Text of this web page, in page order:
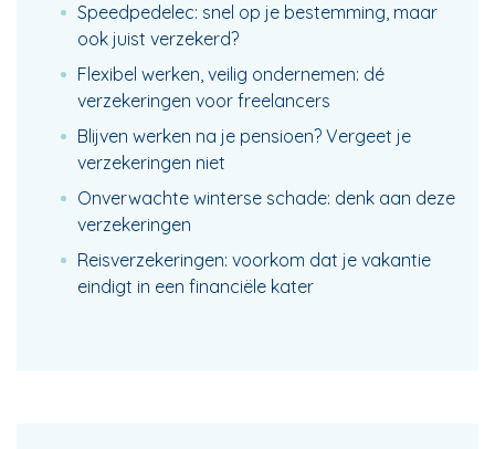
Speedpedelec: snel op je bestemming, maar
ook juist verzekerd?
Flexibel werken, veilig ondernemen: dé
verzekeringen voor freelancers
Blijven werken na je pensioen? Vergeet je
verzekeringen niet
Onverwachte winterse schade: denk aan deze
verzekeringen
Reisverzekeringen: voorkom dat je vakantie
eindigt in een financiële kater